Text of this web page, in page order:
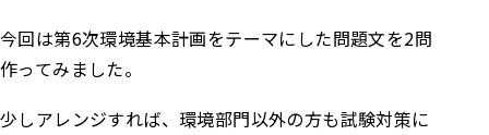
今回は第6次環境基本計画をテーマにした問題文を2問
作ってみました。
少しアレンジすれば、環境部門以外の方も試験対策に